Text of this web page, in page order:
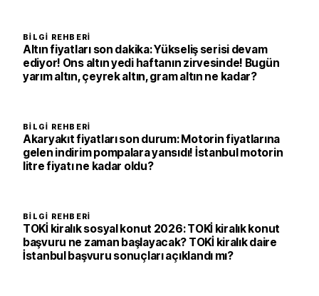
BILGI REHBERI
Altın fiyatları son dakika: Yükseliş serisi devam
ediyor! Ons altın yedi haftanın zirvesinde! Bugün
yarım altın, çeyrek altın, gram altın ne kadar?
BILGI REHBERI
Akaryakıt fiyatları son durum: Motorin fiyatlarına
gelen indirim pompalara yansıdı! İstanbul motorin
litre fiyatı ne kadar oldu?
BILGI REHBERI
TOKİ kiralık sosyal konut 2026: TOKİ kiralık konut
başvuru ne zaman başlayacak? TOKİ kiralık daire
İstanbul başvuru sonuçları açıklandı mı?